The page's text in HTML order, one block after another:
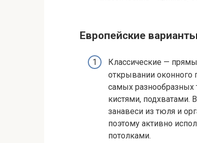
Европейские варианты
Классические —
открывании
самых разнообразных
кистями, подхватами.
занавеси из тюля и
поэтому активно
потолками.